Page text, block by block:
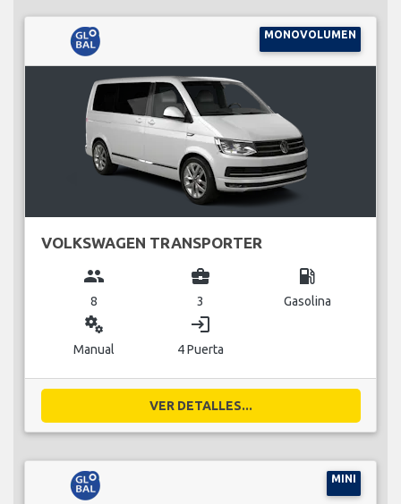
MONOVOLUMEN
VOLKSWAGEN TRANSPORTER
group
8
business_center
3
local_gas_station
Gasolina
miscellaneous_services
Manual
login
4 Puerta
VER DETALLES...
MINI